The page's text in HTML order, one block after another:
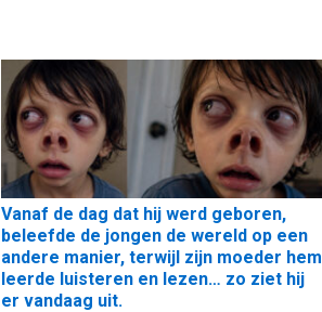
Vanaf de dag dat hij werd geboren,
beleefde de jongen de wereld op een
andere manier, terwijl zijn moeder hem
leerde luisteren en lezen… zo ziet hij
er vandaag uit.